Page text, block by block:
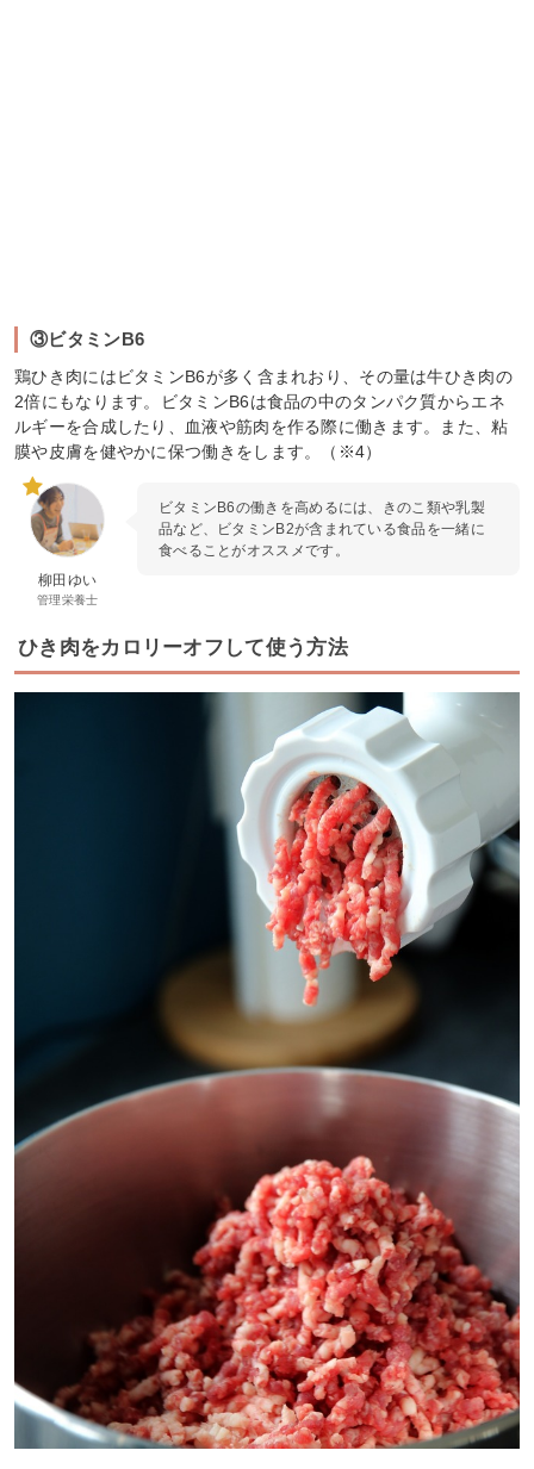
③ビタミンB6
鶏ひき肉にはビタミンB6が多く含まれおり、その量は牛ひき肉の
2倍にもなります。ビタミンB6は食品の中のタンパク質からエネ
ルギーを合成したり、血液や筋肉を作る際に働きます。また、粘
膜や皮膚を健やかに保つ働きをします。（※4）
柳田ゆい
管理栄養士
ビタミンB6の働きを高めるには、きのこ類や乳製
品など、ビタミンB2が含まれている食品を一緒に
食べることがオススメです。
ひき肉をカロリーオフして使う方法